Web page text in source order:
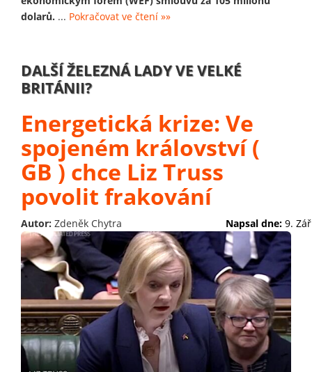
dolarů. ... Pokračovat ve čtení »»
DALŠÍ ŽELEZNÁ LADY VE VELKÉ
BRITÁNII?
Energetická krize: Ve
spojeném království (
GB ) chce Liz Truss
povolit frakování
Autor: Zdeněk Chytra Napsal dne: 9.